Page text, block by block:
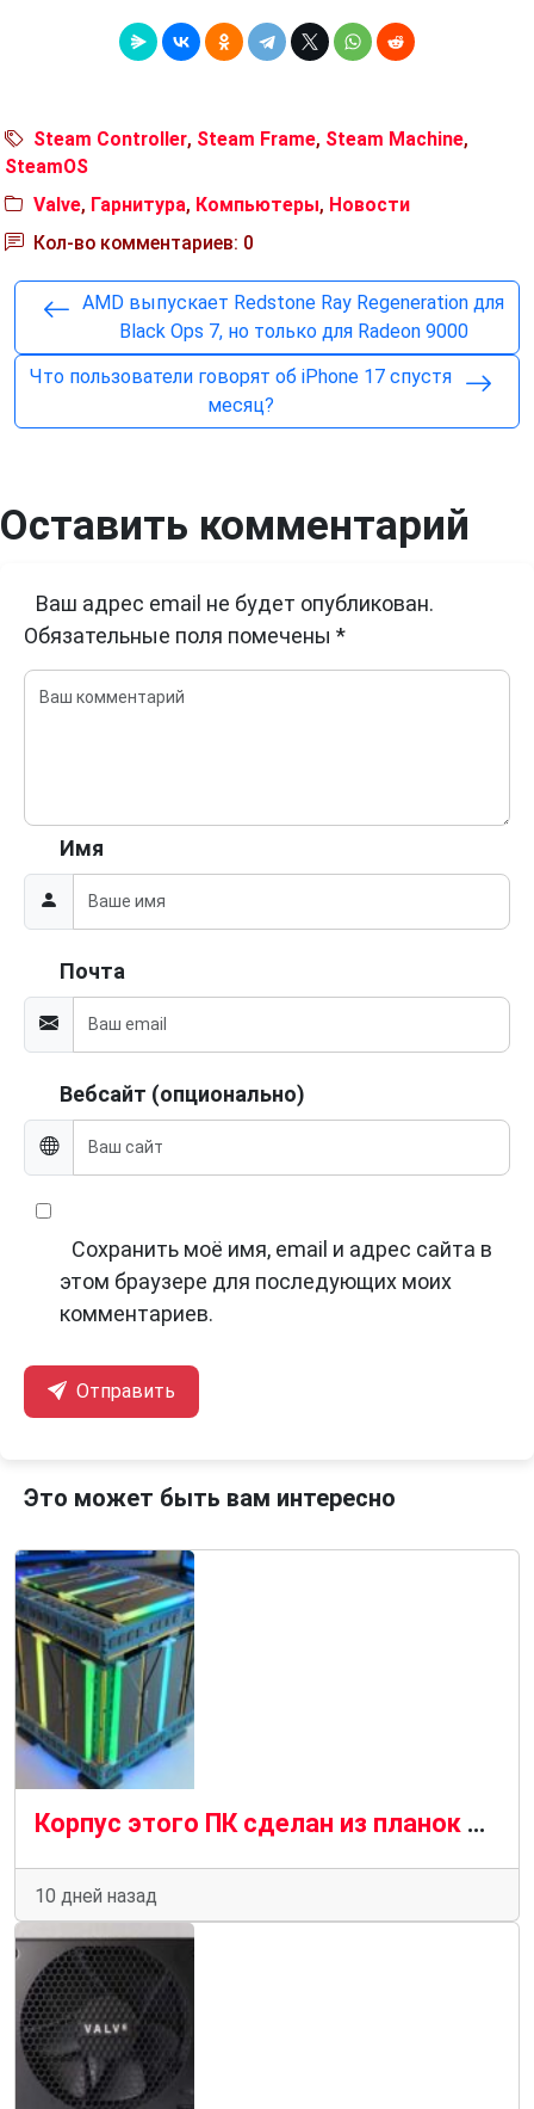
Steam Controller, Steam Frame, Steam Machine,
SteamOS
Valve, Гарнитура, Компьютеры, Новости
Кол-во комментариев: 0
AMD выпускает Redstone Ray Regeneration для
Black Ops 7, но только для Radeon 9000
Что пользователи говорят об iPhone 17 спустя
месяц?
Оставить комментарий
Ваш адрес email не будет опубликован.
Обязательные поля помечены *
Имя
Почта
Вебсайт (опционально)
Сохранить моё имя, email и адрес сайта в
этом браузере для последующих моих
комментариев.
Отправить
Это может быть вам интересно
Корпус этого ПК сделан из планок оперативной памяти, что навеяно нехваткой памяти в Steam Machine
10 дней назад